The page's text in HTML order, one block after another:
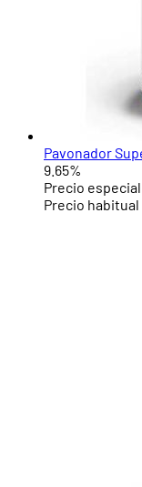
Pavonador
9.65%
Precio
Precio habitual